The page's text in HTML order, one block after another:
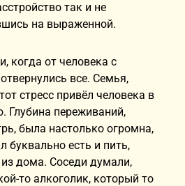
так и не
на выраженной.
когда от человека с
все. Семья,
стресс привёл человека в
Глубина переживаний,
была настолько огромна,
буквально есть и пить,
дома. Соседи думали,
то алкоголик, который то